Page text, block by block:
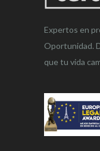
Expertos en
Oportunidad.
que tu vida